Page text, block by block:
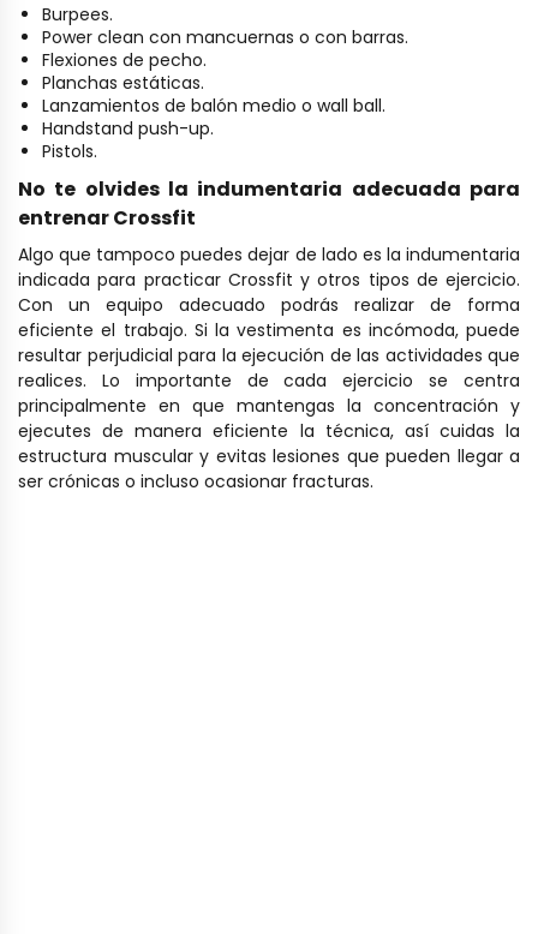
Burpees.
Power clean con mancuernas o con barras.
Flexiones de pecho.
Planchas estáticas.
Lanzamientos de balón medio o wall ball.
Handstand push-up.
Pistols.
No te olvides la indumentaria adecuada para
entrenar Crossfit
Algo que tampoco puedes dejar de lado es la indumentaria
indicada para practicar Crossfit y otros tipos de ejercicio.
Con un equipo adecuado podrás realizar de forma
eficiente el trabajo. Si la vestimenta es incómoda, puede
resultar perjudicial para la ejecución de las actividades que
realices. Lo importante de cada ejercicio se centra
principalmente en que mantengas la concentración y
ejecutes de manera eficiente la técnica, así cuidas la
estructura muscular y evitas lesiones que pueden llegar a
ser crónicas o incluso ocasionar fracturas.